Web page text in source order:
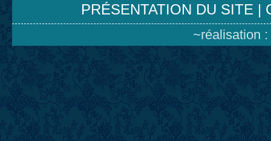
PRÉSENTATION DU SITE |
~réalisation